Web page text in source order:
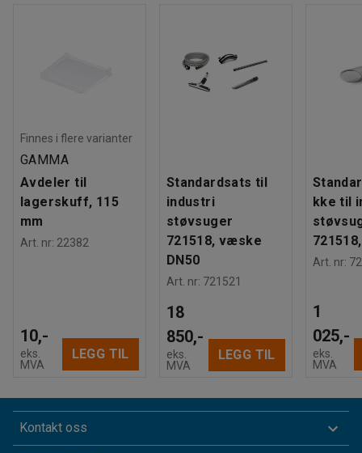
Finnes i flere varianter
GAMMA
Avdeler til
lagerskuff, 115
mm
Art. nr: 22382
10,-
eks.
MVA
LEGG TIL
Standardsats til
industri
støvsuger
721518, væske
DN50
Art. nr: 721521
18
850,-
eks.
MVA
LEGG TIL
kke til
Art. nr:
1
025,-
eks.
MVA
Kontakt oss